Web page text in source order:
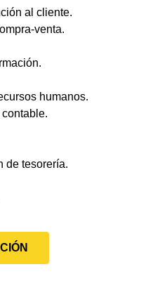
al cliente.
venta.
humanos.
de tesorería.